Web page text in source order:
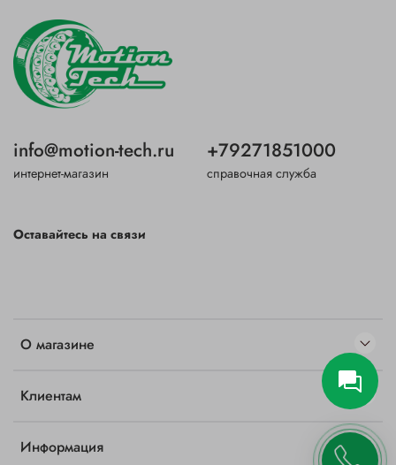
О магазине
Клиентам
Информация
info@motion-tech.ru
интернет-магазин
+79271851000
справочная служба
Оставайтесь на связи